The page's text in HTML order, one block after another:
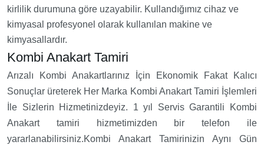
kirlilik durumuna göre uzayabilir. Kullandığımız cihaz ve
kimyasal profesyonel olarak kullanılan makine ve
kimyasallardır.
Kombi Anakart Tamiri
Arızalı Kombi Anakartlarınız İçin Ekonomik Fakat Kalıcı
Sonuçlar üreterek Her Marka Kombi Anakart Tamiri İşlemleri
İle Sizlerin Hizmetinizdeyiz. 1 yıl Servis Garantili Kombi
Anakart tamiri hizmetimizden bir telefon ile
yararlanabilirsiniz.Kombi Anakart Tamirinizin Aynı Gün